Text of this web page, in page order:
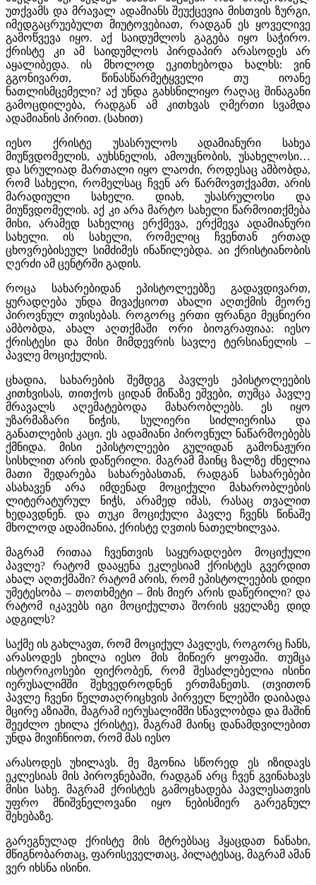
უთქვამს და მრავალ ადამიანს შეუქცევია მისთვის ზურგი,
იმედგაცრუებულთ მიუტოვებიათ, რადგან ეს ყოველივე
გამოწვევა იყო. აქ საიდუმლოს გაგება იყო საჭირო.
ქრისტე კი ამ საიდუმლოს პირდაპირ არასოდეს არ
აყალიბედა. ის მხოლოდ ეკითხებოდა ხალხს: ვინ
გგონივართ, წინასწარმეტყველი თუ იოანე
ნათლისმცემელი? აქ უნდა გახსნილიყო რაღაც შინაგანი
გამოცდილება, რადგან ამ კითხვას ღმერთი სვამდა
ადამიანის პირით. (სახით)
იესო ქრისტე უსასრულოს ადამიანური სახეა
მიუწვდომელის, აუხსნელის, ამოუცნობის, უსახელოსი…
და სრულიად მართალი იყო ლაოძი, როდესაც ამბობდა,
რომ სახელი, რომელსაც ჩვენ არ წარმოვთქვამთ, არის
მარადიული სახელი. დიახ, უსასრულოსი და
მიუწვდომელის. აქ კი არა მარტო სახელი წარმოითქმება
მისი, არამედ სახელიც ერქმევა, ერქმევა ადამიანური
სახელი. ის სახელი, რომელიც ჩვენთან ერთად
ცხოვრებისეულ სიმძიმეს ინაწილებდა. აი ქრისტიანობის
ღერძი ამ ცენტრში გადის.
როცა სახარებიდან ეპისტოლეებზე გადავდივართ,
ყურადღება უნდა მივაქციოთ ახალი აღთქმის მეორე
პიროვნულ თვისებას. როგორც ერთი ფრანგი მეცნიერი
ამბობდა, ახალ აღთქმაში ორი ბიოგრაფიაა: იესო
ქრისტესი და მისი მიმდევრის სავლე ტერსიანელის –
პავლე მოციქულის.
ცხადია, სახარების შემდეგ პავლეს ეპისტოლეების
კითხვისას, თითქოს ციდან მიწაზე ეშვები, თუმცა პავლე
მრავალს აღემატებოდა მახარობლებს. ეს იყო
უზარმაზარი ნიჭის, სულიერი სიძლიერისა და
განათლების კაცი. ეს ადამიანი პიროვნულ ნაწარმოებებს
ქმნიდა. მისი ეპისტოლეები გულიდან გამონაჟური
სისხლით არის დაწერილი. მაგრამ მაინც ზალზე ძნელია
მათი შედარება სახარებასთან, რადგან სახარებები
ასახავენ არა იმდენად მოციქული მახარობლების
ლიტერატურულ ნიჭს, არამედ იმას, რასაც თვალით
ხედავდნენ. და თუკი მოციქული პავლე ჩვენს წინაშე
მხოლოდ ადამიანია, ქრისტე ღვთის ნათელხილვაა.
მაგრამ რითაა ჩვენთვის საყურადღებო მოციქული
პავლე? რატომ დააყენა ეკლესიამ ქრისტეს გვერდით
ახალ აღთქმაში? რატომ არის, რომ ეპისტოლეების დიდი
უმეტესობა – თოთხმეტი – მის მიერ არის დაწერილი? და
რატომ იკავებს იგი მოციქულთა შორის ყველაზე დიდ
ადგილს?
საქმე ის გახლავთ, რომ მოციქულ პავლეს, როგორც ჩანს,
არასოდეს ეხილა იესო მის მიწიერ ყოფაში. თუმცა
ისტორიკოსები ფიქრობენ, რომ შესაძლებელია ისინი
იერუსალიმში შეხვედროდნენ ერთმანეთს. (თვითონ
პავლე ჩვენი წელთაღრიცხვის პირველ წლებში დაიბადა
მცირე აზიაში, მაგრამ იერუსალიმში სწავლობდა და მაშინ
შეეძლო ეხილა ქრისტე), მაგრამ მაინც დანამდვილებით
უნდა მივიჩნიოთ, რომ მას იესო
არასოდეს უხილავს. მე მგონია სწორედ ეს იზიდავს
ეკლესიას მის პიროვნებაში, რადგან არც ჩვენ გვინახავს
მისი სახე. მაგრამ ქრისტეს გამოცხადება პავლესათვის
უფრო მნიშვნელოვანი იყო ნებისმიერ გარეგნულ
შეხებაზე.
გარეგნულად ქრისტე მის მტრებსაც ჰყაცდათ ნანახი,
მწიგნობართაც, ფარისეველთაც, პილატესაც, მაგრამ ამან
ვერ იხსნა ისინი.